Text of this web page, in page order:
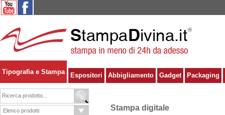
Tipografia e Stampa Espositori Abbigliamento Gadget Packaging
Stampa digitale